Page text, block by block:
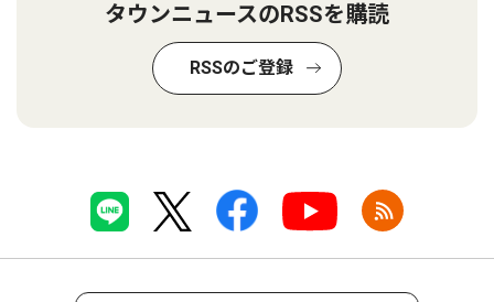
タウンニュースのRSSを購読
RSSのご登録